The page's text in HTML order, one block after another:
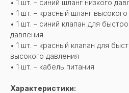
• 1 шт. – синий шланг низкого
• 1 шт. – красный шланг
• 1 шт. – синий клапан для
давления
• 1 шт. – красный клапан для
высокого давления
• 1 шт. – кабель питания
Характеристики: